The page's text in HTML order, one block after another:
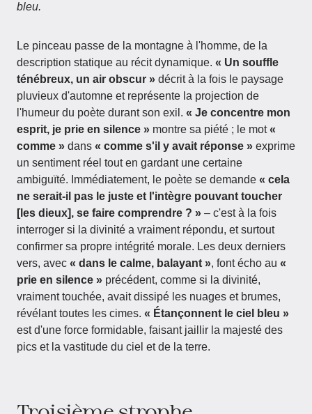
bleu.
Le pinceau passe de la montagne à l'homme, de la
description statique au récit dynamique. « Un souffle
ténébreux, un air obscur » décrit à la fois le paysage
pluvieux d'automne et représente la projection de
l'humeur du poète durant son exil. « Je concentre mon
esprit, je prie en silence » montre sa piété ; le mot«
comme » dans « comme s'il y avait réponse » exprime
un sentiment réel tout en gardant une certaine
ambiguïté. Immédiatement, le poète se demande « cela
ne serait-il pas le juste et l'intègre pouvant toucher
[les dieux], se faire comprendre ? » – c'est à la fois
interroger si la divinité a vraiment répondu, et surtout
confirmer sa propre intégrité morale. Les deux derniers
vers, avec « dans le calme, balayant », font écho au «
prie en silence » précédent, comme si la divinité,
vraiment touchée, avait dissipé les nuages et brumes,
révélant toutes les cimes. « Étançonnent le ciel bleu »
est d'une force formidable, faisant jaillir la majesté des
pics et la vastitude du ciel et de la terre.